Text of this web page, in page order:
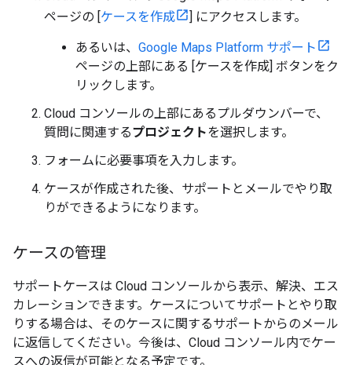
ページの [ケースを作成 ] にアクセスします。
あるいは、 Google Maps Platform サポート
ページの上部にある [ケースを作成] ボタンをク
リックします。
Cloud コンソールの上部にあるプルダウンバーで、
質問に関連するプロジェクトを選択します。
フォームに必要事項を入力します。
ケースが作成された後、サポートとメールでやり取
りができるようになります。
ケースの管理
サポートケースは Cloud コンソールから表示、解決、エス
カレーションできます。ケースについてサポートとやり取
りする場合は、そのケースに関するサポートからのメール
に返信してください。今後は、Cloud コンソール内でケー
スへの返信が可能となる予定です。